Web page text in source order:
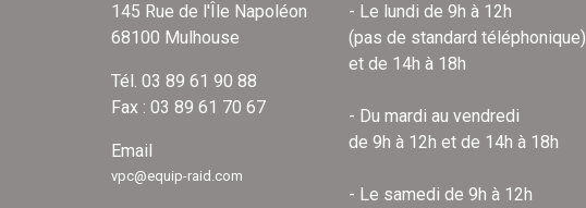
145 Rue de l'Île Napoléon
68100 Mulhouse
Tél. 03 89 61 90 88
Fax : 03 89 61 70 67
Email
vpc@equip-raid.com
- Le lundi de 9h à 12h
(pas de standard téléphonique)
et de 14h à 18h
- Du mardi au vendredi
de 9h à 12h et de 14h à 18h
- Le samedi de 9h à 12h